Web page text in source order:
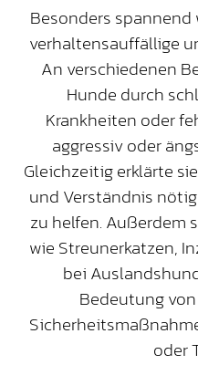
Besonders
verhaltensauffällige
An verschiedenen
Hunde durch
Krankheiten oder
aggressiv oder
Gleichzeitig erklärte
und Verständnis
zu helfen. Außerdem
wie Streunerkatzen,
bei
Bedeutung
oder